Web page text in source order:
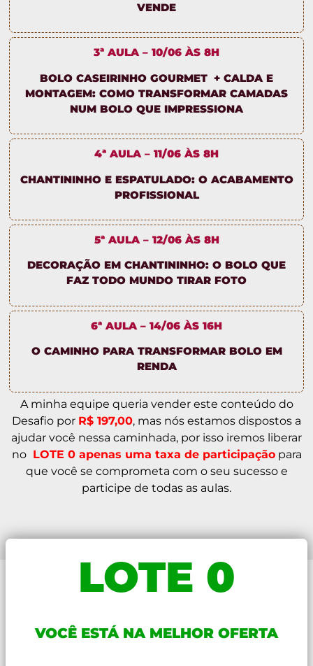
VENDE
3ª AULA – 10/06 ÀS 8H
BOLO CASEIRINHO GOURMET + CALDA E
MONTAGEM: COMO TRANSFORMAR CAMADAS
NUM BOLO QUE IMPRESSIONA
4ª AULA – 11/06 ÀS 8H
CHANTININHO E ESPATULADO: O ACABAMENTO
PROFISSIONAL
5ª AULA – 12/06 ÀS 8H
DECORAÇÃO EM CHANTININHO: O BOLO QUE
FAZ TODO MUNDO TIRAR FOTO
6ª AULA – 14/06 ÀS 16H
O CAMINHO PARA TRANSFORMAR BOLO EM
RENDA
A minha equipe queria vender este conteúdo do
Desafio por R$ 197,00, mas nós estamos dispostos a
ajudar você nessa caminhada, por isso iremos liberar
no LOTE 0 apenas uma taxa de participaçãopara
que você se comprometa com o seu sucesso e
participe de todas as aulas.
LOTE 0
VOCÊ ESTÁ NA MELHOR OFERTA